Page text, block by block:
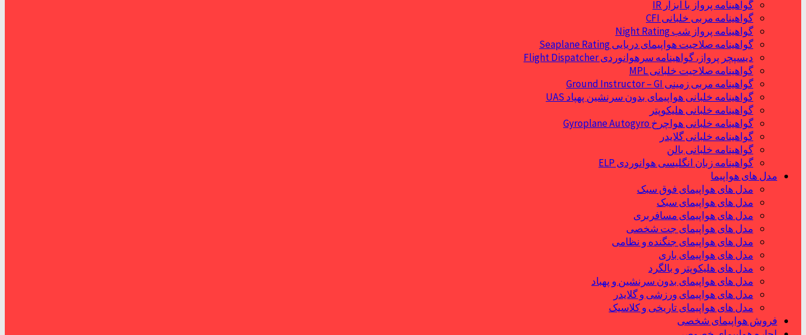
گواهینامه پرواز با ابزار IR
گواهینامه مربی خلبانی CFI
گواهینامه پرواز شب Night Rating
گواهینامه صلاحیت هواپیمای دریایی Seaplane Rating
دیسپچر پرواز، گواهینامه سرهوانوردی Flight Dispatcher
گواهینامه صلاحیت خلبانی MPL
گواهینامه مربی زمینی Ground Instructor – GI
گواهینامه خلبانی هواپیمای بدون سرنشین پهپاد UAS
گواهینامه خلبانی هلیکوپتر
گواهینامه خلبانی هواچرخ Gyroplane Autogyro
گواهینامه خلبانی گلایدر
گواهینامه خلبانی بالن
گواهینامه زبان انگلیسی هوانوردی ELP
مدل های هواپیما
مدل های هواپیمای فوق سبک
مدل های هواپیمای سبک
مدل های هواپیمای مسافربری
مدل های هواپیمای جت شخصی
مدل های هواپیمای جنگنده و نظامی
مدل های هواپیمای باری
مدل های هلیکوپتر و بالگرد
مدل های هواپیمای بدون سرنشین و پهباد
مدل های هواپیمای ورزشی و گلایدر
مدل های هواپیمای تاریخی و کلاسیک
فروش هواپیمای شخصی